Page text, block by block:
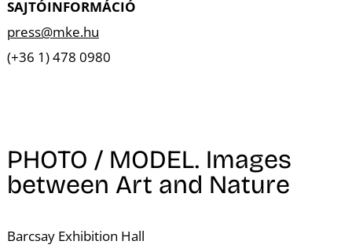
SAJTÓINFORMÁCIÓ
press@mke.hu
(+36 1) 478 0980
PHOTO / MODEL. Images
between Art and Nature
Barcsay Exhibition Hall